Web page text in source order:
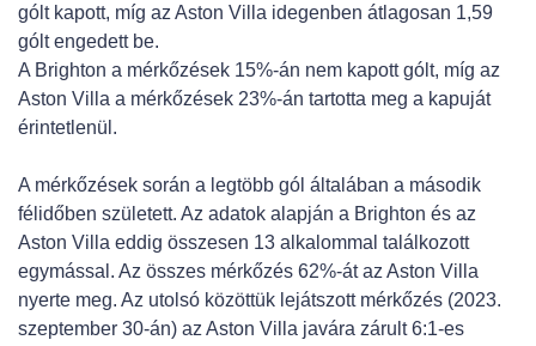
gólt kapott, míg az Aston Villa idegenben átlagosan 1,59
gólt engedett be.
A Brighton a mérkőzések 15%-án nem kapott gólt, míg az
Aston Villa a mérkőzések 23%-án tartotta meg a kapuját
érintetlenül.
A mérkőzések során a legtöbb gól általában a második
félidőben született. Az adatok alapján a Brighton és az
Aston Villa eddig összesen 13 alkalommal találkozott
egymással. Az összes mérkőzés 62%-át az Aston Villa
nyerte meg. Az utolsó közöttük lejátszott mérkőzés (2023.
szeptember 30-án) az Aston Villa javára zárult 6:1-es